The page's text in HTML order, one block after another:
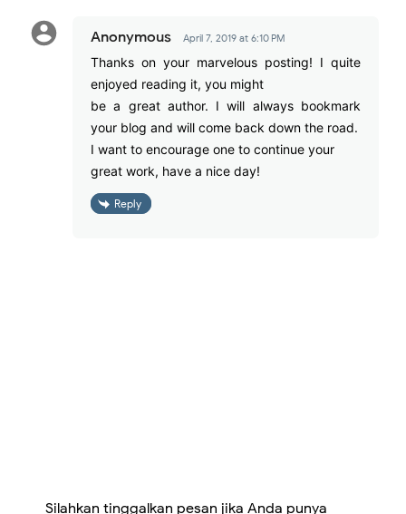
Anonymous April 7, 2019 at 6:10 PM
Thanks on your marvelous posting! I quite
enjoyed reading it, you might
be a great author. I will always bookmark
your blog and will come back down the road.
I want to encourage one to continue your
great work, have a nice day!
Reply
Silahkan tinggalkan pesan jika Anda punya